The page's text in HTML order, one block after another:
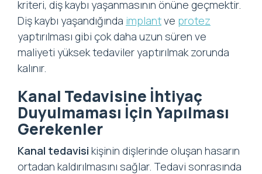
kriteri, diş kaybı yaşanmasının önüne geçmektir.
Diş kaybı yaşandığında implantve protez
yaptırılması gibi çok daha uzun süren ve
maliyeti yüksek tedaviler yaptırılmak zorunda
kalınır.
Kanal Tedavisine İhtiyaç
Duyulmaması İçin Yapılması
Gerekenler
Kanal tedavisi kişinin dişlerinde oluşan hasarın
ortadan kaldırılmasını sağlar. Tedavi sonrasında